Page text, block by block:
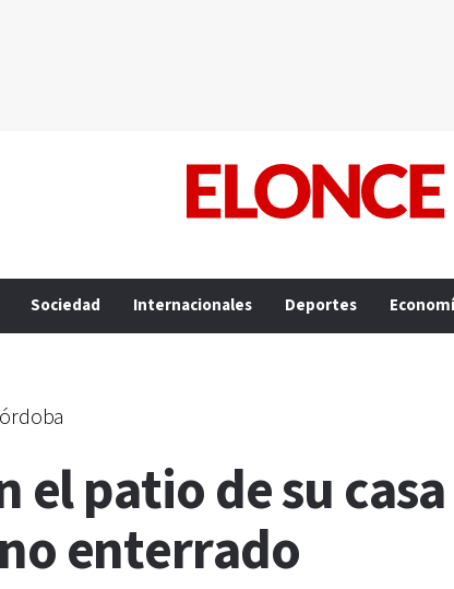
Sociedad Internacionales Deportes
el patio de su
enterrado